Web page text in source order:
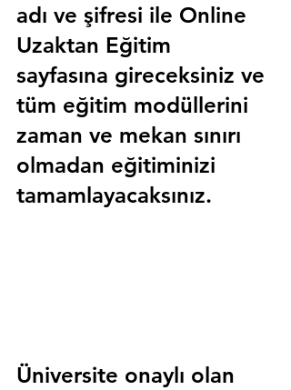
adı ve şifresi ile Online
Uzaktan Eğitim
sayfasına gireceksiniz ve
tüm eğitim modüllerini
zaman ve mekan sınırı
olmadan eğitiminizi
tamamlayacaksınız.
Üniversite onaylı olan